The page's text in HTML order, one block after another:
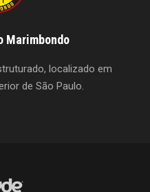
Marimbondo
localizado em
de São Paulo.